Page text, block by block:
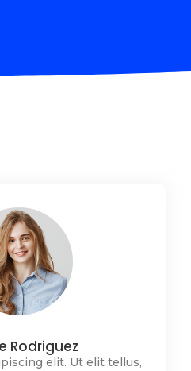
Rodriguez
elit. Ut elit tellus,